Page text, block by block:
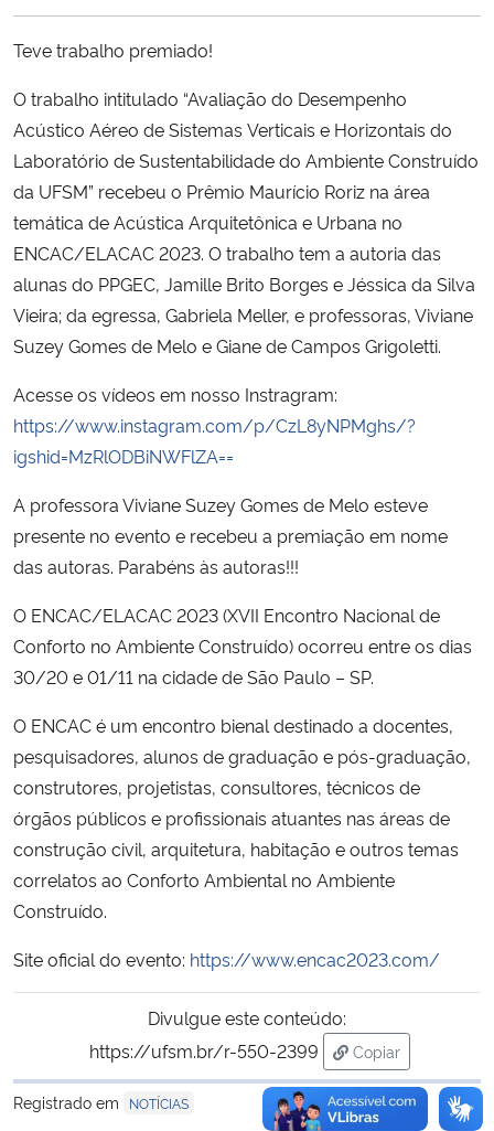
Ministério da Cidadania
Ministério de Minas e Energia
Ministério da Ciência, Tecnologia, Inovações e Comunicações
Ministério do Meio Ambiente
Ministério do Turismo
Controladoria-Geral da União
Secretaria-Geral
Advocacia-Geral da União
Banco Central do Brasil
Teve trabalho premiado!
O trabalho intitulado “Avaliação do Desempenho
Acústico Aéreo de Sistemas Verticais e Horizontais do
Laboratório de Sustentabilidade do Ambiente Construído
da UFSM” recebeu o Prêmio Maurício Roriz na área
temática de Acústica Arquitetônica e Urbana no
ENCAC/ELACAC 2023. O trabalho tem a autoria das
alunas do PPGEC, Jamille Brito Borges e Jéssica da Silva
Vieira; da egressa, Gabriela Meller, e professoras, Viviane
Suzey Gomes de Melo e Giane de Campos Grigoletti.
Acesse os vídeos em nosso Instragram:
https://www.instagram.com/p/CzL8yNPMghs/?
igshid=MzRlODBiNWFlZA==
A professora Viviane Suzey Gomes de Melo esteve
presente no evento e recebeu a premiação em nome
das autoras. Parabéns às autoras!!!
O ENCAC/ELACAC 2023 (XVII Encontro Nacional de
Conforto no Ambiente Construído) ocorreu entre os dias
30/20 e 01/11 na cidade de São Paulo – SP.
O ENCAC é um encontro bienal destinado a docentes,
pesquisadores, alunos de graduação e pós-graduação,
construtores, projetistas, consultores, técnicos de
órgãos públicos e profissionais atuantes nas áreas de
construção civil, arquitetura, habitação e outros temas
correlatos ao Conforto Ambiental no Ambiente
Construído.
Site oficial do evento: https://www.encac2023.com/
Divulgue este conteúdo:
https://ufsm.br/r-550-2399
Copiar
para área de
Registrado em
NOTÍCIAS